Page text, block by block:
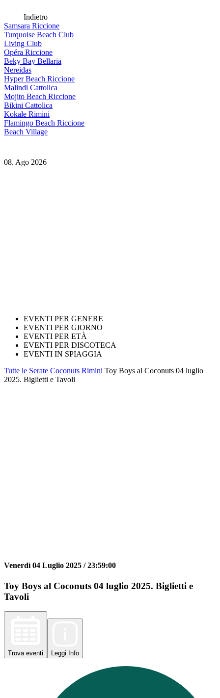
Indietro
Samsara Riccione
Turquoise Beach Club
Living Club
Opéra Riccione
Beky Bay Bellaria
Nereidas
Hyper Beach Riccione
Malindi Cattolica
Mojito Beach Riccione
Bikini Cattolica
Kokale Rimini
Flamingo Beach Riccione
Beach Village
08. Ago 2026
EVENTI PER GENERE
EVENTI PER GIORNO
EVENTI PER ETÀ
EVENTI PER DISCOTECA
EVENTI IN SPIAGGIA
Tutte le Serate Coconuts Rimini Toy Boys al Coconuts 04 luglio
2025. Biglietti e Tavoli
Venerdì 04 Luglio 2025 /23:59:00
Toy Boys al Coconuts 04 luglio 2025. Biglietti e
Tavoli
Trova eventi Leggi Info